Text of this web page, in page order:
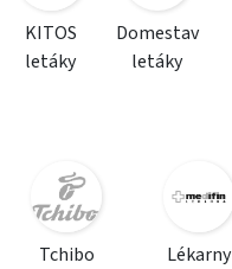
KITOS
letáky
Domestav
letáky
Tchibo
Lékarny